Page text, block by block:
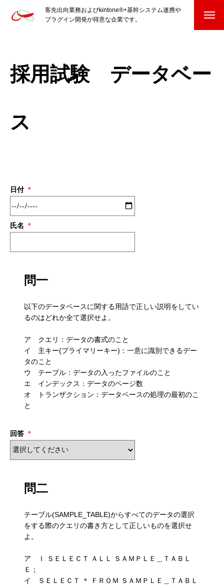
客先出向業務およびkintone®+基幹システム連携や
プラグイン開発が得意な企業です。
kintone®+基幹システムおよびプラグイン
kintone®向けプラグイン
制作実績
COMPANY
会社案内
BUSINESS
わたしたちの仕事
お知らせ
募集要項
会社説明会
体験入社のご案内
採用試験 データベー
ス
日付 *
氏名 *
問一
以下のデータベースに関する用語で正しい説明をしてい
るのはどれか全て選択せよ。
ア クエリ：データの書式のこと
イ 主キー(プライマリーキー)：一意に識別できるデー
タのこと
ウ テーブル：データの入ったファイルのこと
エ インデックス：データのページ数
オ トランザクション：データベースの処理の最初のこ
と
回答 *
問二
テーブル(SAMPLE_TABLE)からすべてのデータの選択
をする際のクエリの書き方として正しいものを選択せ
よ。
ア Ｉ ＳＥＬＥＣＴ ＡＬＬ ＳＡＭＰＬＥ＿ＴＡＢＬ
Ｅ；
イ ＳＥＬＥＣＴ ＊ ＦＲＯＭ ＳＡＭＰＬＥ＿ＴＡＢＬ